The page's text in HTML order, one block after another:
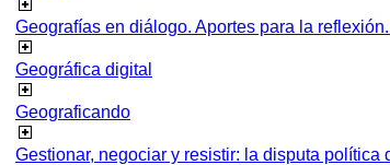
Geografías en diálogo. Aportes para la reflexión.
Geográfica digital
Geograficando
Gestionar, negociar y resistir: la disputa